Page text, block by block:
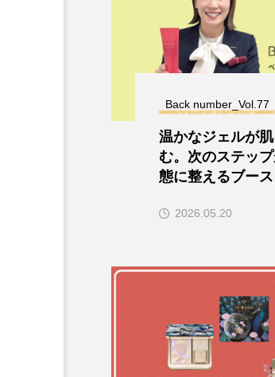
Back number_Vol.77
温かなジェルが
む。次のステッ
態に整えるブー
2026.05.20